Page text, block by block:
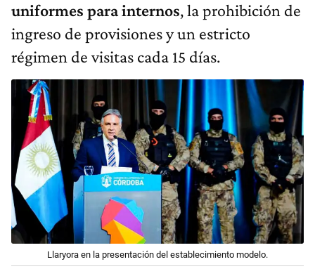
uniformes para internos, la prohibición de
ingreso de provisiones y un estricto
régimen de visitas cada 15 días.
Llaryora en la presentación del establecimiento modelo.